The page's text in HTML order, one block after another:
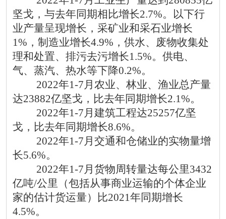
坚戈，与去年同期相比增长2.7%。以下行
业产量呈现增长，采矿业和采石业增长
1%，制造业增长4.9%，供水、废物收集处
理和处置、排污去污增长1.5%。供电、
气、蒸汽、热水等下降0.2%。
2022年1-7月农业、林业、渔业总产量
达23882亿坚戈，比去年同期增长2.1%。
2022年1-7月建筑工程达25257亿坚
戈，比去年同期增长8.6%。
2022年1-7月交通和仓储业的实物量增
长5.6%。
2022年1-7月货物周转量达每公里3432
亿吨/公里（包括从事商业运输的个体企业
家的估计货运量）比2021年同期增长
4.5%。